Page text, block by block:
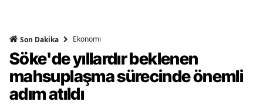
Son Dakika Ekonomi
Söke'de yıllardır beklenen
mahsuplaşma sürecinde önemli
adım atıldı